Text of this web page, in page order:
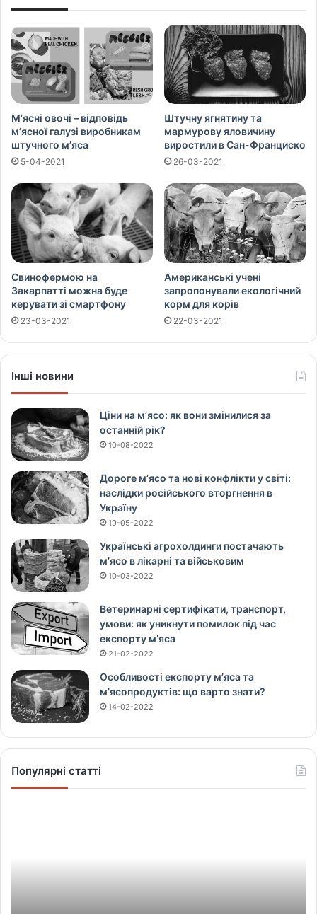
М’ясні овочі – відповідь
м’ясної галузі виробникам
штучного м’яса
5-04-2021
Штучну ягнятину та
мармурову яловичину
виростили в Сан-Франциско
26-03-2021
Свинофермою на
Закарпатті можна буде
керувати зі смартфону
23-03-2021
Американські учені
запропонували екологічний
корм для корів
22-03-2021
Інші новини
Ціни на м’ясо: як вони змінилися за
останній рік?
10-08-2022
Дороге м’ясо та нові конфлікти у світі:
наслідки російського вторгнення в
Україну
19-05-2022
Українські агрохолдинги постачають
м’ясо в лікарні та військовим
10-03-2022
Ветеринарні сертифікати, транспорт,
умови: як уникнути помилок під час
експорту м’яса
21-02-2022
Особливості експорту м’яса та
м’ясопродуктів: що варто знати?
14-02-2022
Популярні статті